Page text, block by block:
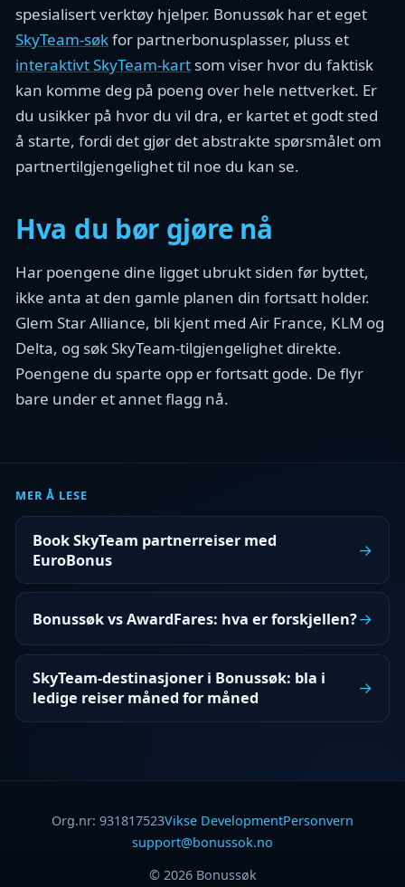
spesialisert verktøy hjelper. Bonussøk har et eget
SkyTeam-søkfor partnerbonusplasser, pluss et
interaktivt SkyTeam-kart som viser hvor du faktisk
kan komme deg på poeng over hele nettverket. Er
du usikker på hvor du vil dra, er kartet et godt sted
å starte, fordi det gjør det abstrakte spørsmålet om
partnertilgjengelighet til noe du kan se.
Hva du bør gjøre nå
Har poengene dine ligget ubrukt siden før byttet,
ikke anta at den gamle planen din fortsatt holder.
Glem Star Alliance, bli kjent med Air France, KLM og
Delta, og søk SkyTeam-tilgjengelighet direkte.
Poengene du sparte opp er fortsatt gode. De flyr
bare under et annet flagg nå.
MER Å LESE
Book SkyTeam partnerreiser med
EuroBonus
→
Bonussøk vs AwardFares: hva er forskjellen?→
SkyTeam-destinasjoner i Bonussøk: bla i
ledige reiser måned for måned
→
Org.nr: 931817523Vikse DevelopmentPersonvern
support@bonussok.no
© 2026 Bonussøk